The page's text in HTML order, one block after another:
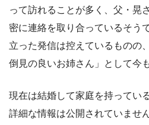
って訪れることが多く、父・晃
密に連絡を取り合っているそう
立った発信は控えているものの
倒見の良いお姉さん」として今
現在は結婚して家庭を持ってい
詳細な情報は公開されていませ